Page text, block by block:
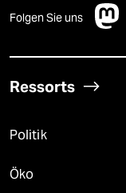
Folgen Sie uns
Ressorts
Politik
Öko